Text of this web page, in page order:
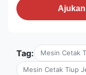
Tag: Mesin Cetak
Mesin Cetak Tiup